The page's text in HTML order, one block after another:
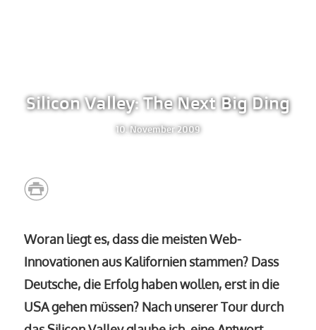
Silicon Valley: The Next Big Ding
10. November 2009
Woran liegt es, dass die meisten Web-
Innovationen aus Kalifornien stammen? Dass
Deutsche, die Erfolg haben wollen, erst in die
USA gehen müssen? Nach unserer Tour durch